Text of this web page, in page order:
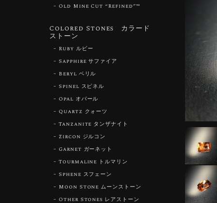
Old Mine Cut “Refined”™︎
Colored Stones カラード
ストーン
Ruby ルビー
Sapphire サファイア
Beryl ベリル
Spinel スピネル
Opal オパール
Quartz クォーツ
Tanzanite タンザナイト
Zircon ジルコン
Garnet ガーネット
Tourmaline トルマリン
Sphene スフェーン
Moon Stone ムーンストーン
Other Stones レアストーン